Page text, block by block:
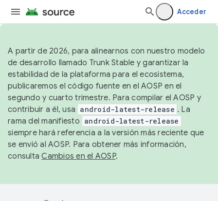
Acceder
A partir de 2026, para alinearnos con nuestro modelo
de desarrollo llamado Trunk Stable y garantizar la
estabilidad de la plataforma para el ecosistema,
publicaremos el código fuente en el AOSP en el
segundo y cuarto trimestre. Para compilar el AOSP y
contribuir a él, usa android-latest-release . La
rama del manifiesto android-latest-release
siempre hará referencia a la versión más reciente que
se envió al AOSP. Para obtener más información,
consultaCambios en el AOSP.